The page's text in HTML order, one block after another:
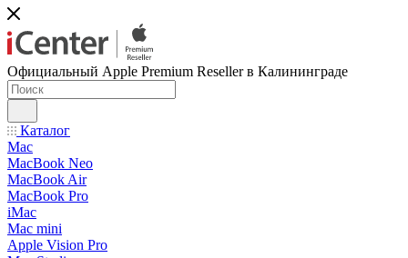
Официальный Apple Premium Reseller в Калининграде
Каталог
Mac
MacBook Neo
MacBook Air
MacBook Pro
iMac
Mac mini
Apple Vision Pro